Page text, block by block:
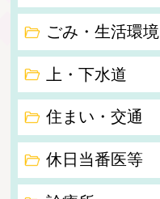
ごみ・生活環境
上・下水道
住まい・交通
休日当番医等